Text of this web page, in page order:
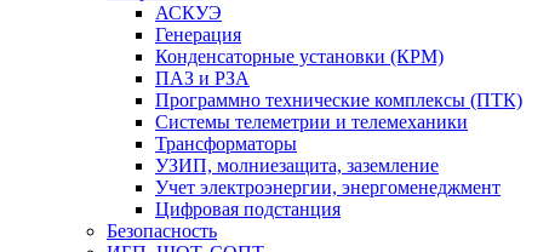
АСКУЭ
Генерация
Конденсаторные установки (КРМ)
ПАЗ и РЗА
Программно технические комплексы (ПТК)
Системы телеметрии и телемеханики
Трансформаторы
УЗИП, молниезащита, заземление
Учет электроэнергии, энергоменеджмент
Цифровая подстанция
Безопасность